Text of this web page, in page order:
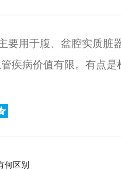
要用于腹、盆腔实质脏
疾病价值有限。有点
何区别